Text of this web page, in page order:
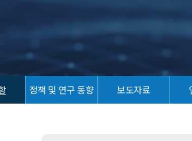
정책 및 연구 동향 보도자료